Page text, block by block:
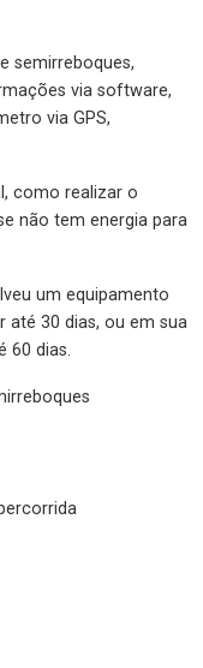
semirreboques,
via software,
via GPS,
como realizar o
não tem energia para
um equipamento
até 30 dias, ou em sua
60 dias.